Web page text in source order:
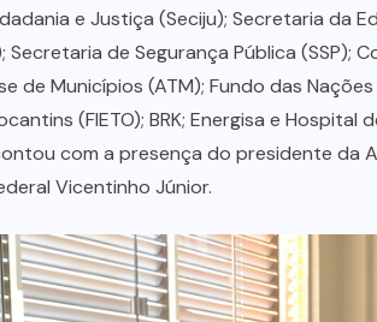
e Justiça (Seciju); Secretaria da
Secretaria de Segurança Pública (SSP);
de Municípios (ATM); Fundo das
(FIETO); BRK; Energisa e
com a presença do presidente da
Vicentinho Júnior.